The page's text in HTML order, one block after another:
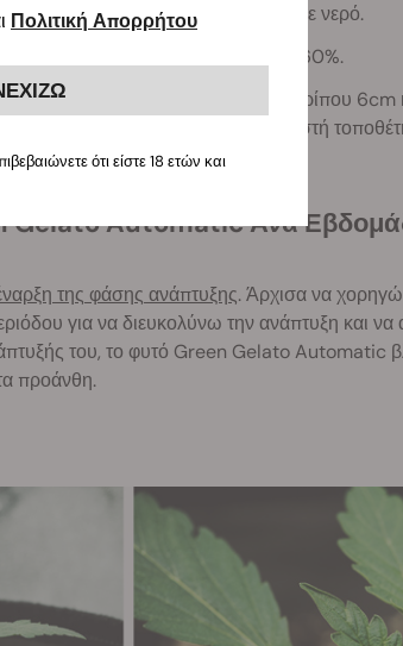
με χώμα και ψέκασα ελαφρά με νερό.
26°C και η σχετική υγρασία στο 60%.
σταδίου, το φυτό μου είχε ύψος περίπου 6cm
ή αδυναμίας χάρη στη σωστή
της φάσης ανάπτυξης. Άρχισα να χορηγώ
για να διευκολύνω την ανάπτυξη και
του, το φυτό Green Gelato Automatic
προάνθη.
Πολιτική Απορρήτου
ότι είστε 18 ετών και